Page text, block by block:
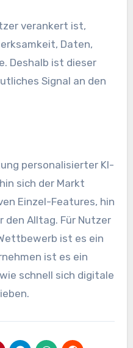
verankert ist,
Daten,
Deshalb ist dieser
Signal an den
personalisierter KI-
sich der Markt
Einzel-Features, hin
den Alltag. Für Nutzer
ist es ein
ist es ein
schnell sich digitale